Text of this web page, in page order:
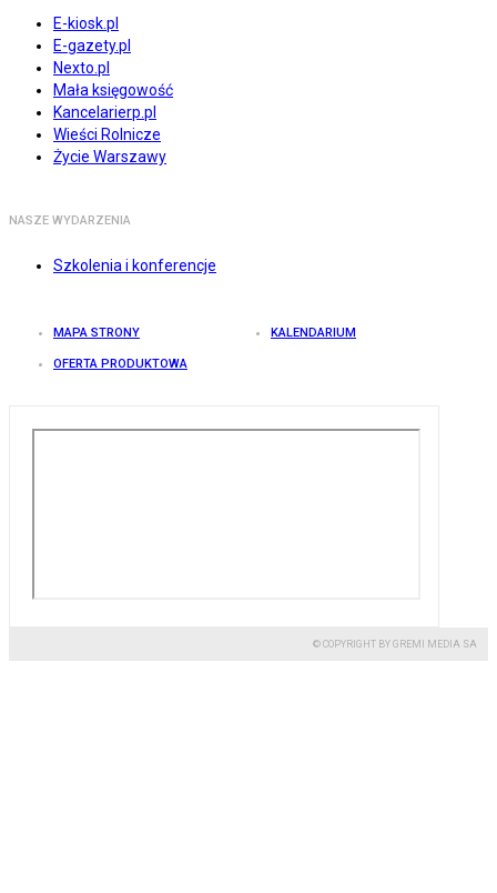
E-kiosk.pl
E-gazety.pl
Nexto.pl
Mała księgowość
Kancelarierp.pl
Wieści Rolnicze
Życie Warszawy
NASZE WYDARZENIA
Szkolenia i konferencje
MAPA STRONY KALENDARIUM
OFERTA PRODUKTOWA
© COPYRIGHT BY GREMI MEDIA SA